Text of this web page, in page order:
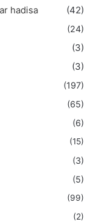
hadisa
(42)
(24)
(3)
(3)
(197)
(65)
(6)
(15)
(3)
(5)
(99)
(2)